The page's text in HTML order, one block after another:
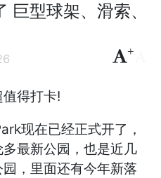
巨型球架、滑索、
+
得打卡!
现在已经正式开了，
最新公园，也是近几
，里面还有今年新落